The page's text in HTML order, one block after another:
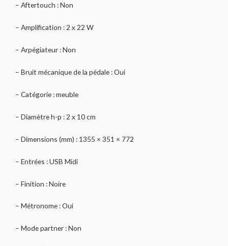
– Aftertouch : Non
– Amplification : 2 x 22 W
– Arpégiateur : Non
– Bruit mécanique de la pédale : Oui
– Catégorie : meuble
– Diamètre h-p : 2 x 10 cm
– Dimensions (mm) : 1355 × 351 × 772
– Entrées : USB Midi
– Finition : Noire
– Métronome : Oui
– Mode partner : Non